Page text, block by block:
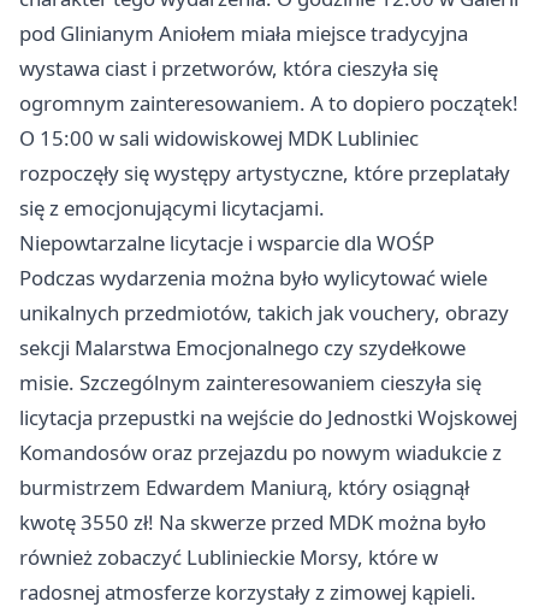
pod Glinianym Aniołem miała miejsce tradycyjna
wystawa ciast i przetworów, która cieszyła się
ogromnym zainteresowaniem. A to dopiero początek!
O 15:00 w sali widowiskowej MDK Lubliniec
rozpoczęły się występy artystyczne, które przeplatały
się z emocjonującymi licytacjami.
Niepowtarzalne licytacje i wsparcie dla WOŚP
Podczas wydarzenia można było wylicytować wiele
unikalnych przedmiotów, takich jak vouchery, obrazy
sekcji Malarstwa Emocjonalnego czy szydełkowe
misie. Szczególnym zainteresowaniem cieszyła się
licytacja przepustki na wejście do Jednostki Wojskowej
Komandosów oraz przejazdu po nowym wiadukcie z
burmistrzem Edwardem Maniurą, który osiągnął
kwotę 3550 zł! Na skwerze przed MDK można było
również zobaczyć Lublinieckie Morsy, które w
radosnej atmosferze korzystały z zimowej kąpieli.